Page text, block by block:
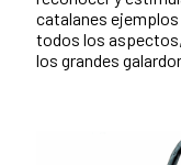
catalanes ejemplos
todos los
los grandes